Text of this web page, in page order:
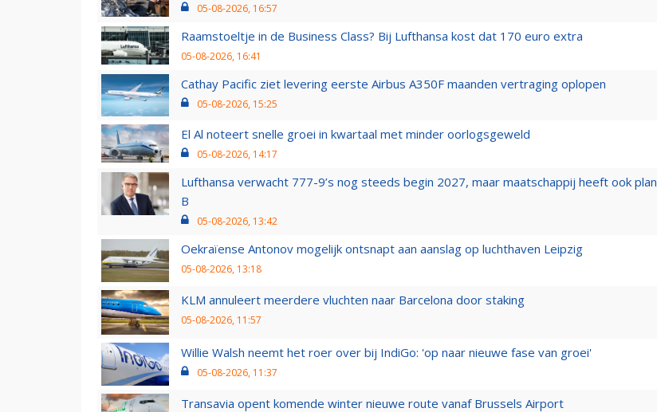
05-08-2026, 16:57
Raamstoeltje in de Business Class? Bij Lufthansa kost dat 170 euro extra
05-08-2026, 16:41
Cathay Pacific ziet levering eerste Airbus A350F maanden vertraging oplopen
05-08-2026, 15:25
El Al noteert snelle groei in kwartaal met minder oorlogsgeweld
05-08-2026, 14:17
Lufthansa verwacht 777-9’s nog steeds begin 2027, maar maatschappij heeft ook plan
B
05-08-2026, 13:42
Oekraïense Antonov mogelijk ontsnapt aan aanslag op luchthaven Leipzig
05-08-2026, 13:18
KLM annuleert meerdere vluchten naar Barcelona door staking
05-08-2026, 11:57
Willie Walsh neemt het roer over bij IndiGo: 'op naar nieuwe fase van groei'
05-08-2026, 11:37
Transavia opent komende winter nieuwe route vanaf Brussels Airport